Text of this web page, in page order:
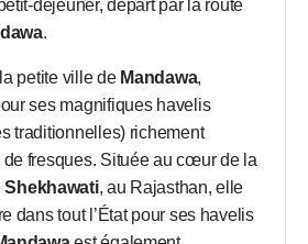
déjeuner, départ par la route
.
petite ville de Mandawa,
ses magnifiques havelis
traditionnelles) richement
de fresques. Située au cœur de la
Shekhawati, au Rajasthan, elle
dans tout l’État pour ses havelis